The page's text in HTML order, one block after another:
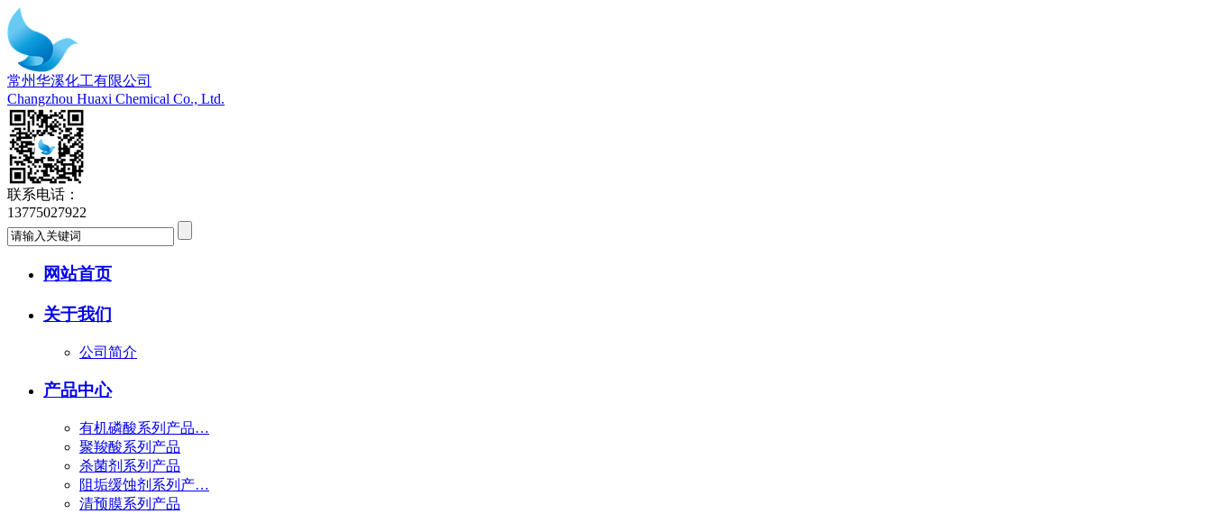
常州华溪化工有限公司
Changzhou Huaxi Chemical Co., Ltd.
联系电话：
13775027922
网站首页
关于我们
公司简介
产品中心
有机磷酸系列产品…
聚羧酸系列产品
杀菌剂系列产品
阻垢缓蚀剂系列产…
清预膜系列产品